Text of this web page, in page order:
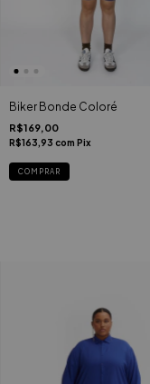
Biker Bonde Coloré
R$169,00
R$163,93 com Pix
COMPRAR